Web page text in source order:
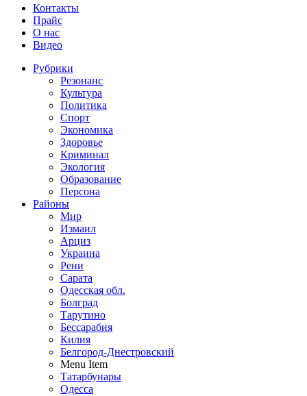
Контакты
Прайс
О нас
Видео
Рубрики
Резонанс
Культура
Политика
Спорт
Экономика
Здоровье
Криминал
Экология
Образование
Персона
Районы
Мир
Измаил
Арциз
Украина
Рени
Сарата
Одесская обл.
Болград
Тарутино
Бессарабия
Килия
Белгород-Днестровский
Menu Item
Татарбунары
Одесса